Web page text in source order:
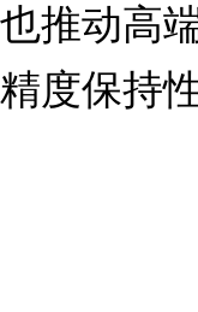
也推动高
精度保持